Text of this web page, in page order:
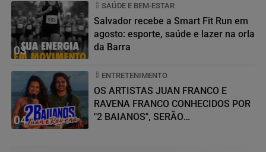
03
SAÚDE E BEM-ESTAR
Salvador recebe a Smart Fit Run em
agosto: esporte, saúde e lazer na orla
da Barra
04
ENTRETENIMENTO
OS ARTISTAS JUAN FRANCO E
RAVENA FRANCO CONHECIDOS POR
"2 BAIANOS", SERÃO